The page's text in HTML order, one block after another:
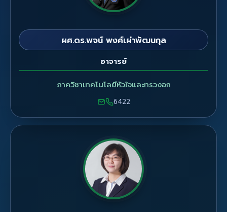
ผศ.ดร.พจน์ พงศ์เผ่าพัฒนกุล
อาจารย์
ภาควิชาเทคโนโลยีหัวใจและทรวงอก
6422